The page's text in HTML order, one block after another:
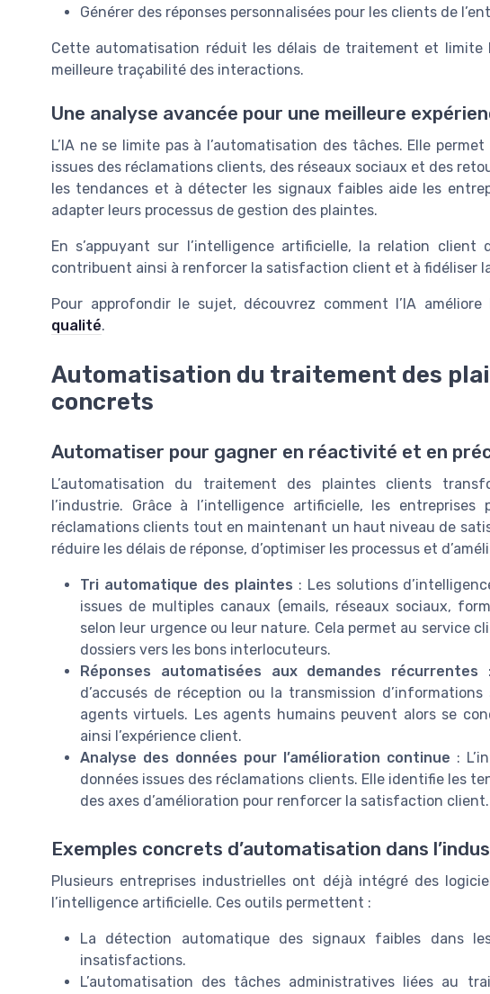
Générer des réponses personnalisées pour les clients de
Cette automatisation réduit les délais de traitement et limite
meilleure traçabilité des interactions.
Une analyse avancée pour une meilleure
L’IA ne se limite pas à l’automatisation des tâches. Elle
issues des réclamations clients, des réseaux sociaux et des
les tendances et à détecter les signaux faibles aide les
adapter leurs processus de gestion des plaintes.
En s’appuyant sur l’intelligence artificielle, la relation client
contribuent ainsi à renforcer la satisfaction client et à fidéliser
Pour approfondir le sujet, découvrez comment l’IA améliore
qualité.
Automatisation du traitement des
concrets
Automatiser pour gagner en réactivité et en
L’automatisation du traitement des plaintes clients
l’industrie. Grâce à l’intelligence artificielle, les
réclamations clients tout en maintenant un haut niveau de
réduire les délais de réponse, d’optimiser les processus et
Tri automatique des plaintes : Les solutions
issues de multiples canaux (emails, réseaux sociaux,
selon leur urgence ou leur nature. Cela permet au service
dossiers vers les bons interlocuteurs.
Réponses automatisées aux demandes récurrentes
d’accusés de réception ou la transmission
agents virtuels. Les agents humains peuvent alors se
ainsi l’expérience client.
Analyse des données pour l’amélioration continue :
données issues des réclamations clients. Elle identifie les
des axes d’amélioration pour renforcer la satisfaction client.
Exemples concrets d’automatisation dans
Plusieurs entreprises industrielles ont déjà intégré des
l’intelligence artificielle. Ces outils permettent :
La détection automatique des signaux faibles dans
insatisfactions.
L’automatisation des tâches administratives liées au